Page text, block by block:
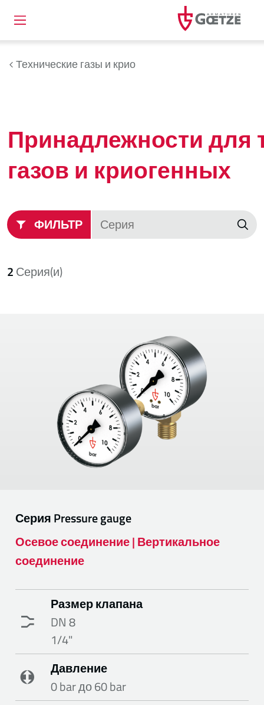
Технические газы и крио
Принадлежности для
газов и криогенных
ФИЛЬТР
2Серия(и)
СерияPressure gauge
Осевое соединение | Вертикальное
соединение
Размер клапана
DN 8
1/4"
Давление
0 bar до 60 bar